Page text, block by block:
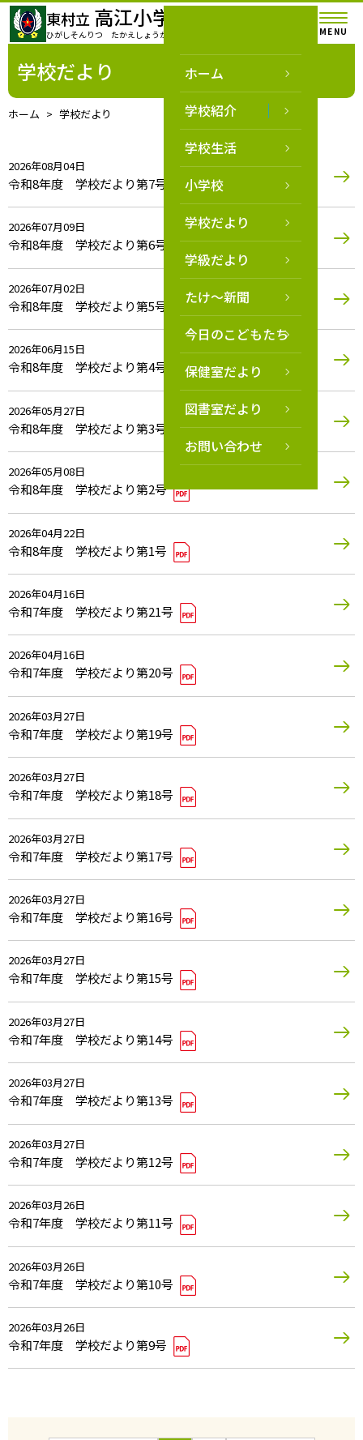
東村立 高江小学校
ひがしそんりつ たかえしょうがっこう
ホーム
学校紹介
学校生活
小学校
学校だより
学級だより
たけ～新聞
今日のこどもたち
保健室だより
図書室だより
お問い合わせ
MENU
学校だより
ホーム 学校だより
2026年08月04日
令和8年度 学校だより第7号
2026年07月09日
令和8年度 学校だより第6号
2026年07月02日
令和8年度 学校だより第5号
2026年06月15日
令和8年度 学校だより第4号
2026年05月27日
令和8年度 学校だより第3号
2026年05月08日
令和8年度 学校だより第2号
2026年04月22日
令和8年度 学校だより第1号
2026年04月16日
令和7年度 学校だより第21号
2026年04月16日
令和7年度 学校だより第20号
2026年03月27日
令和7年度 学校だより第19号
2026年03月27日
令和7年度 学校だより第18号
2026年03月27日
令和7年度 学校だより第17号
2026年03月27日
令和7年度 学校だより第16号
2026年03月27日
令和7年度 学校だより第15号
2026年03月27日
令和7年度 学校だより第14号
2026年03月27日
令和7年度 学校だより第13号
2026年03月27日
令和7年度 学校だより第12号
2026年03月26日
令和7年度 学校だより第11号
2026年03月26日
令和7年度 学校だより第10号
2026年03月26日
令和7年度 学校だより第9号